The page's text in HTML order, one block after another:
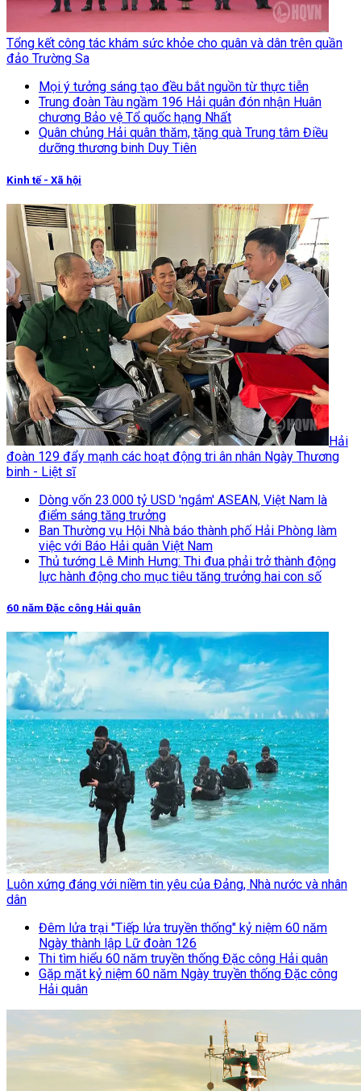
Tổng kết công tác khám sức khỏe cho quân và dân trên quần
đảo Trường Sa
Mọi ý tưởng sáng tạo đều bắt nguồn từ thực tiễn
Trung đoàn Tàu ngầm 196 Hải quân đón nhận Huân
chương Bảo vệ Tổ quốc hạng Nhất
Quân chủng Hải quân thăm, tặng quà Trung tâm Điều
dưỡng thương binh Duy Tiên
Kinh tế - Xã hội
Hải
đoàn 129 đẩy mạnh các hoạt động tri ân nhân Ngày Thương
binh - Liệt sĩ
Dòng vốn 23.000 tỷ USD 'ngắm' ASEAN, Việt Nam là
điểm sáng tăng trưởng
Ban Thường vụ Hội Nhà báo thành phố Hải Phòng làm
việc với Báo Hải quân Việt Nam
Thủ tướng Lê Minh Hưng: Thi đua phải trở thành động
lực hành động cho mục tiêu tăng trưởng hai con số
60 năm Đặc công Hải quân
Luôn xứng đáng với niềm tin yêu của Đảng, Nhà nước và nhân
dân
Đêm lửa trại "Tiếp lửa truyền thống" kỷ niệm 60 năm
Ngày thành lập Lữ đoàn 126
Thi tìm hiểu 60 năm truyền thống Đặc công Hải quân
Gặp mặt kỷ niệm 60 năm Ngày truyền thống Đặc công
Hải quân